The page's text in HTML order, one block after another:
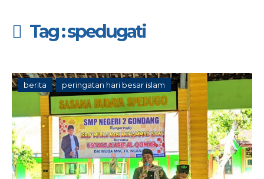
Tag : spedugati
berita peringatan hari besar islam